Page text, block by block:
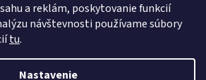
a reklám, poskytovanie funkcií
návštevnosti používame súbory
tu.
Nastavenie
platby